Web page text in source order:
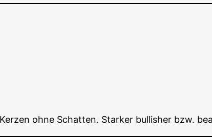
ohne Schat­ten. Star­ker bul­lisher bzw.